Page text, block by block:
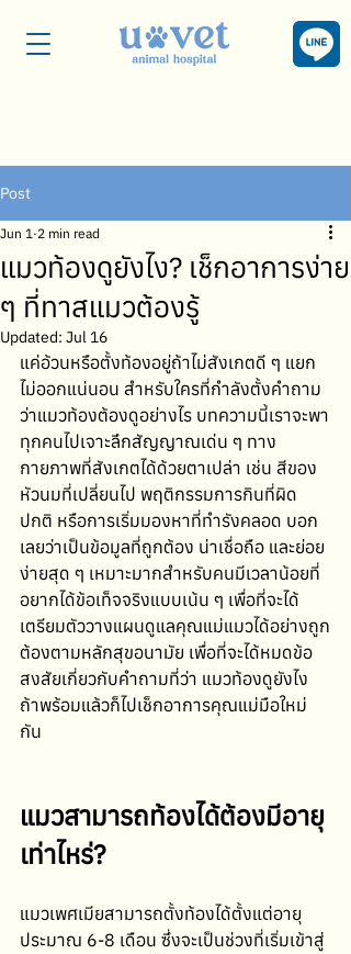
Post
แมวท้องดูยังไง? เช็กอาการง่าย
ๆ ที่ทาสแมวต้องรู้
Jun 1 2 min read
Updated: Jul 16
แค่อ้วนหรือตั้งท้องอยู่ถ้าไม่สังเกตดี ๆ แยก
ไม่ออกแน่นอน สำหรับใครที่กำลังตั้งคำถาม
ว่าแมวท้องต้องดูอย่างไร บทความนี้เราจะพา
ทุกคนไปเจาะลึกสัญญาณเด่น ๆ ทาง
กายภาพที่สังเกตได้ด้วยตาเปล่า เช่น สีของ
หัวนมที่เปลี่ยนไป พฤติกรรมการกินที่ผิด
ปกติ หรือการเริ่มมองหาที่ทำรังคลอด บอก
เลยว่าเป็นข้อมูลที่ถูกต้อง น่าเชื่อถือ และย่อย
ง่ายสุด ๆ เหมาะมากสำหรับคนมีเวลาน้อยที่
อยากได้ข้อเท็จจริงแบบเน้น ๆ เพื่อที่จะได้
เตรียมตัววางแผนดูแลคุณแม่แมวได้อย่างถูก
ต้องตามหลักสุขอนามัย เพื่อที่จะได้หมดข้อ
สงสัยเกี่ยวกับคำถามที่ว่า แมวท้องดูยังไง
ถ้าพร้อมแล้วก็ไปเช็กอาการคุณแม่มือใหม่
กัน
แมวสามารถท้องได้ต้องมีอายุ
เท่าไหร่?
แมวเพศเมียสามารถตั้งท้องได้ตั้งแต่อายุ
ประมาณ 6-8 เดือน ซึ่งจะเป็นช่วงที่เริ่มเข้าสู่